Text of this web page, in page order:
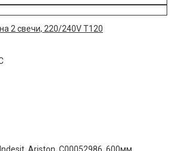
2 свечи, 220/240V T120